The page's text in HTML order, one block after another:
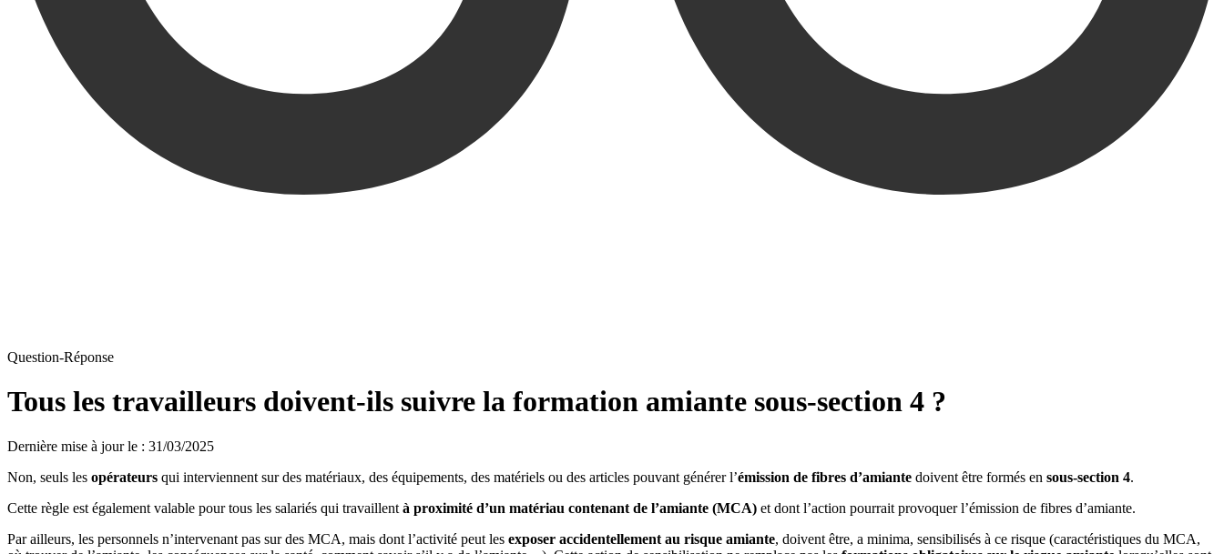
Question-Réponse
Tous les travailleurs doivent-ils suivre la formation amiante sous-section 4 ?
Dernière mise à jour le : 31/03/2025
Non, seuls les opérateurs qui interviennent sur des matériaux, des équipements, des matériels ou des articles pouvant générer l’émission de fibres d’amiante doivent être formés en sous-section 4.
Cette règle est également valable pour tous les salariés qui travaillent à proximité d’un matériau contenant de l’amiante (MCA) et dont l’action pourrait provoquer l’émission de fibres d’amiante.
Par ailleurs, les personnels n’intervenant pas sur des MCA, mais dont l’activité peut les exposer accidentellement au risque amiante, doivent être, a minima, sensibilisés à ce risque (caractéristiques du MCA,